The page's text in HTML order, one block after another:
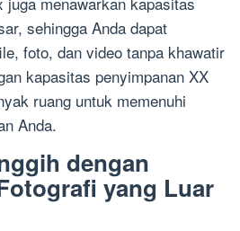
sehingga Anda dapat
foto, dan video tanpa khawatir
kapasitas penyimpanan XX
ruang untuk memenuhi
Anda.
dengan
yang Luar